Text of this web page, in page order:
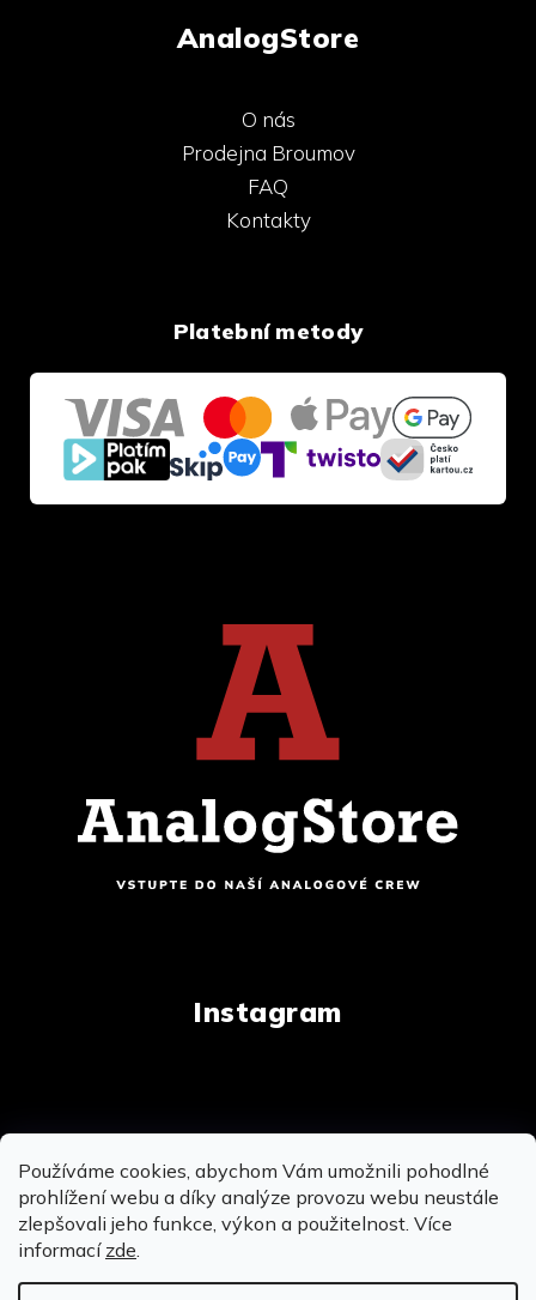
Používáme cookies, abychom Vám umožnili pohodlné
prohlížení webu a díky analýze provozu webu neustále
zlepšovali jeho funkce, výkon a použitelnost. Více
informací zde.
AnalogStore
O nás
Prodejna Broumov
FAQ
Kontakty
Platební metody
Instagram
Vytvořil Shoptet
vyhrazena.Upravit nastavení cookies